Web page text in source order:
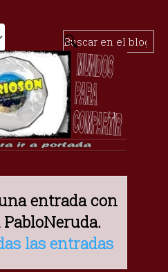
entrada con
PabloNeruda.
las entradas